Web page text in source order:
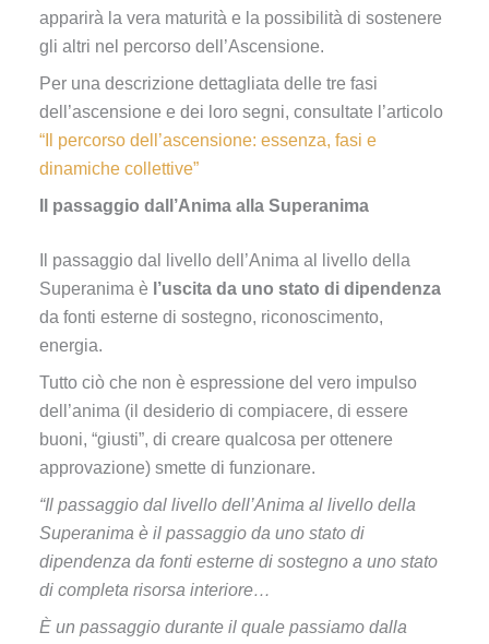
apparirà la vera maturità e la possibilità di sostenere
gli altri nel percorso dell’Ascensione.
Per una descrizione dettagliata delle tre fasi
dell’ascensione e dei loro segni, consultate l’articolo
“Il percorso dell’ascensione: essenza, fasi e
dinamiche collettive”
Il passaggio dall’Anima alla Superanima
Il passaggio dal livello dell’Anima al livello della
Superanima è l’uscita da uno stato di dipendenza
da fonti esterne di sostegno, riconoscimento,
energia.
Tutto ciò che non è espressione del vero impulso
dell’anima (il desiderio di compiacere, di essere
buoni, “giusti”, di creare qualcosa per ottenere
approvazione) smette di funzionare.
“Il passaggio dal livello dell’Anima al livello della
Superanima è il passaggio da uno stato di
dipendenza da fonti esterne di sostegno a uno stato
di completa risorsa interiore…
È un passaggio durante il quale passiamo dalla